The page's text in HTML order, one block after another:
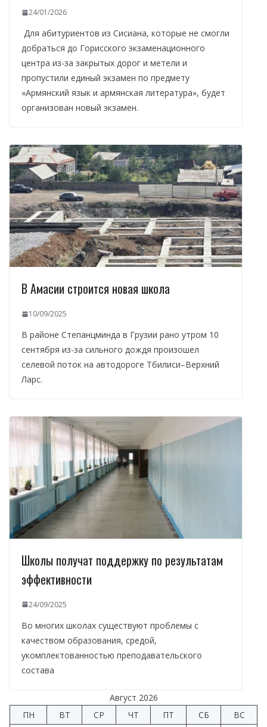
24/01/2026
Для абитуриентов из Сисиана, которые не смогли
добраться до Горисского экзаменационного
центра из-за закрытых дорог и метели и
пропустили единый экзамен по предмету
«Армянский язык и армянская литература», будет
организован новый экзамен.
В Амасии строится новая школа
10/09/2025
В районе Степанцминда в Грузии рано утром 10
сентября из-за сильного дождя произошел
селевой поток на автодороге Тбилиси–Верхний
Ларс.
Школы получат поддержку по результатам
эффективности
24/09/2025
Во многих школах существуют проблемы с
качеством образования, средой,
укомплектованностью преподавательского
состава
Август 2026
ПН
ВТ СР ЧТ ПТ СБ
ВС